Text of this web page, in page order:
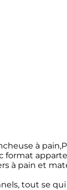
à
format
à pain et
tout se